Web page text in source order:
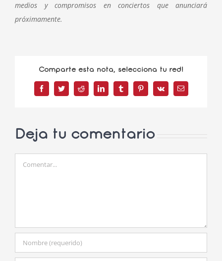
medios y compromisos en conciertos que anunciará
próximamente.
Comparte esta nota, selecciona tu red!
FacebookTwitterReddit LinkedInTumblrPinterest
Vk
Correo
electrónico
Deja tu comentario